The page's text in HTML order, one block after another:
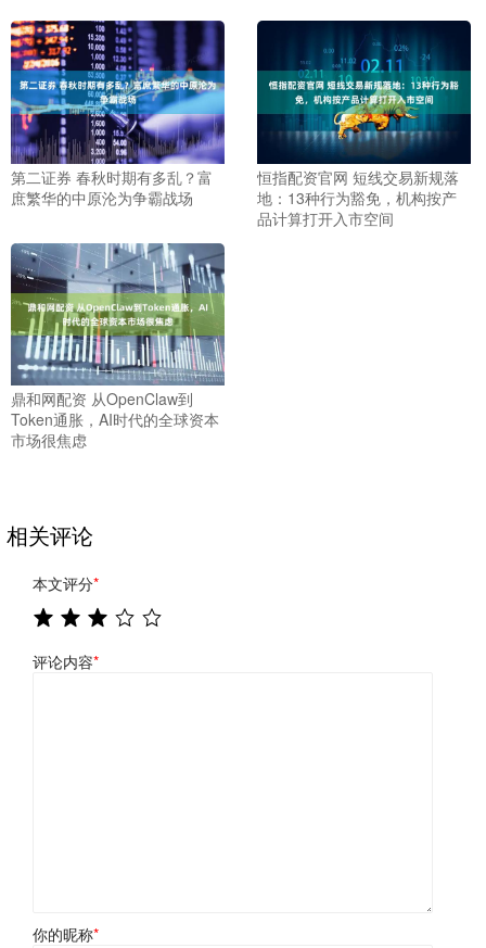
第二证券 春秋时期有多乱？富
庶繁华的中原沦为争霸战场
恒指配资官网 短线交易新规落
地：13种行为豁免，机构按产
品计算打开入市空间
鼎和网配资 从OpenClaw到
Token通胀，AI时代的全球资本
市场很焦虑
相关评论
本文评分*
评论内容*
你的昵称*